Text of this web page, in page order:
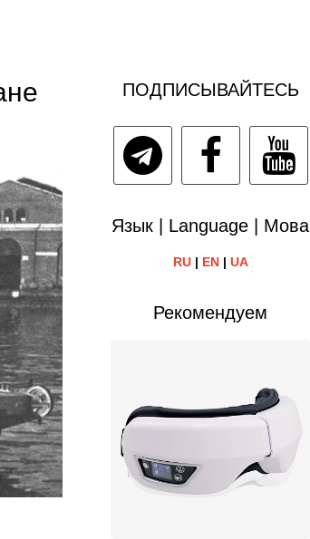
ПОДПИСЫВАЙТЕСЬ
Язык | Language | Мова
RU| EN| UA
Рекомендуем